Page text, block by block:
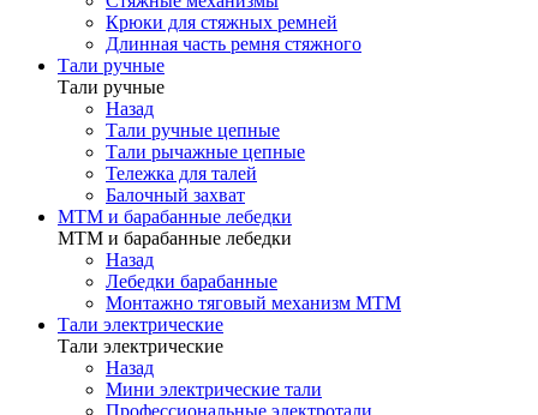
Крюки для стяжных ремней
Длинная часть ремня стяжного
Тали ручные
Тали ручные
Назад
Тали ручные цепные
Тали рычажные цепные
Тележка для талей
Балочный захват
МТМ и барабанные лебедки
МТМ и барабанные лебедки
Назад
Лебедки барабанные
Монтажно тяговый механизм МТМ
Тали электрические
Тали электрические
Назад
Мини электрические тали
Профессиональные электротали